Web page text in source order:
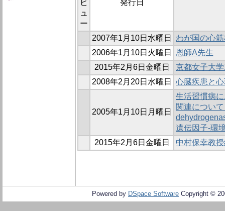
ビ
ュ
ー
発行日
2007年1月10日水曜日
わが国の心
2006年1月10日火曜日
恩師A先生
2015年2月6日金曜日
京都女子大
2008年2月20日水曜日
心臓疾患と
2005年1月10日月曜日
生活習慣病
関連につい
遺伝因子-環
2015年2月6日金曜日
中村保幸教
Powered by DSpace Software Copyright ©